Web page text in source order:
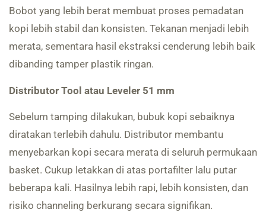
Bobot yang lebih berat membuat proses pemadatan
kopi lebih stabil dan konsisten. Tekanan menjadi lebih
merata, sementara hasil ekstraksi cenderung lebih baik
dibanding tamper plastik ringan.
Distributor Tool atau Leveler 51 mm
Sebelum tamping dilakukan, bubuk kopi sebaiknya
diratakan terlebih dahulu. Distributor membantu
menyebarkan kopi secara merata di seluruh permukaan
basket. Cukup letakkan di atas portafilter lalu putar
beberapa kali. Hasilnya lebih rapi, lebih konsisten, dan
risiko channeling berkurang secara signifikan.